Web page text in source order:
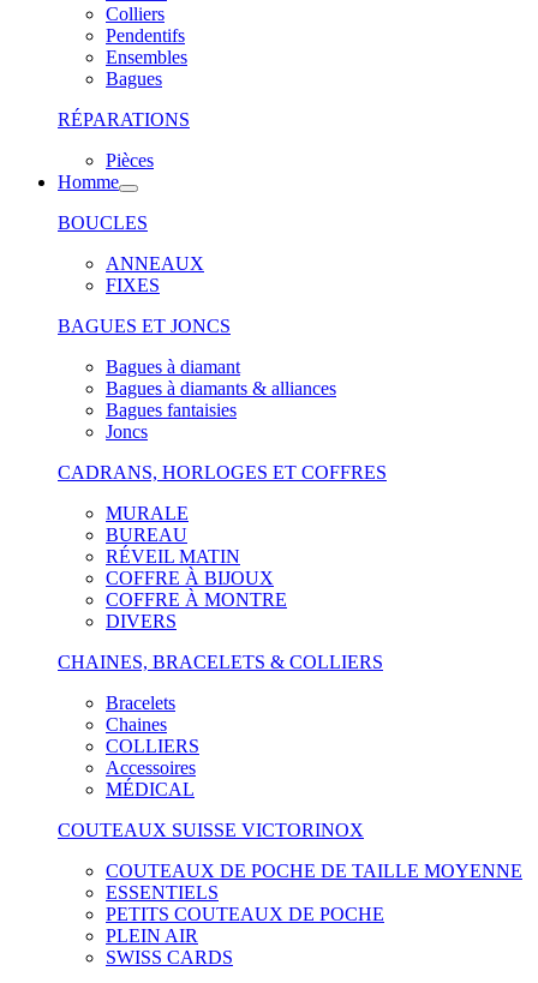
Colliers
Pendentifs
Ensembles
Bagues
RÉPARATIONS
Pièces
Homme
BOUCLES
ANNEAUX
FIXES
BAGUES ET JONCS
Bagues à diamant
Bagues à diamants & alliances
Bagues fantaisies
Joncs
CADRANS, HORLOGES ET COFFRES
MURALE
BUREAU
RÉVEIL MATIN
COFFRE À BIJOUX
COFFRE À MONTRE
DIVERS
CHAINES, BRACELETS & COLLIERS
Bracelets
Chaines
COLLIERS
Accessoires
MÉDICAL
COUTEAUX SUISSE VICTORINOX
COUTEAUX DE POCHE DE TAILLE MOYENNE
ESSENTIELS
PETITS COUTEAUX DE POCHE
PLEIN AIR
SWISS CARDS